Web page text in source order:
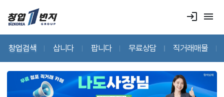
login menu
창업검색 삽니다 팝니다 무료상담 직거래매물